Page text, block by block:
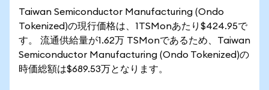
Taiwan Semiconductor Manufacturing (Ondo
Tokenized)の現行価格は、1TSMonあたり$424.95で
す。 流通供給量が1.62万 TSMonであるため、Taiwan
Semiconductor Manufacturing (Ondo Tokenized)の
時価総額は$689.53万となります。